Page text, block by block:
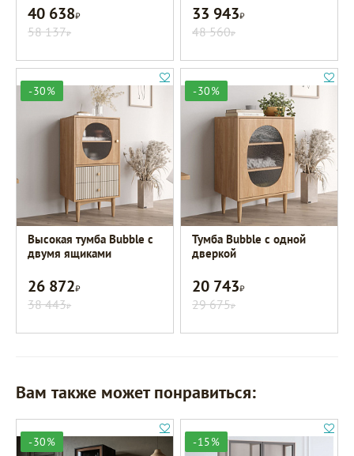
40 638Р
58 137Р
33 943Р
48 560Р
-30%
Высокая тумба Bubble с
двумя ящиками
26 872Р
38 443Р
-30%
Тумба Bubble с одной
дверкой
20 743Р
29 675Р
Вам также может понравиться:
-30% -15%